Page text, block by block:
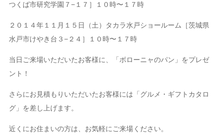
つくば市研究学園７−１７］１０時〜１７時
２０１４年１１月１５日（土）タカラ水戸ショールーム［茨城県
水戸市けやき台３−２４］１０時〜１７時
当日ご来場いただいたお客様に、「ボローニャのパン」をプレゼ
ント！
さらにお見積もりいただいたお客様には「グルメ・ギフトカタロ
グ」を差し上げます。
近くにお住まいの方は、お気軽にご来場ください。